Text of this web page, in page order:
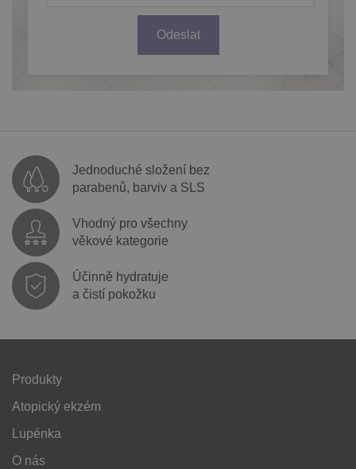
Odeslat
Jednoduché složení bez
parabenů, barviv a SLS
Vhodný pro všechny
věkové kategorie
Účinně hydratuje
a čistí pokožku
Produkty
Atopický ekzém
Lupénka
O nás